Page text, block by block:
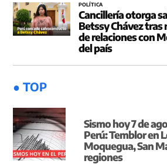
POLÍTICA
Cancillería otorga
Betssy Chávez
de relaciones con
del país
● TOP
Sismo hoy 7 de
Perú: Temblor en
Moquegua, San
regiones